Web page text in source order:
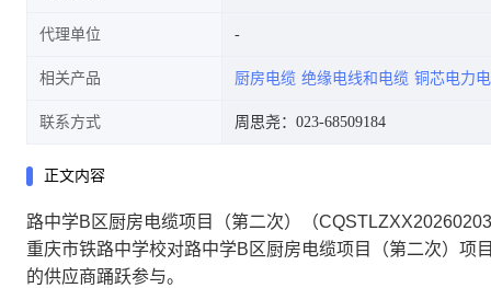
代理单位
相关产品 厨房电缆 绝缘电线和电缆 铜芯电力
联系方式 周思尧：023-68509184
正文内容
路中学B区厨房电缆项目（第二次）（
重庆市铁路中学校对路中学B区厨房电缆项目（第二次）
的供应商踊跃参与。